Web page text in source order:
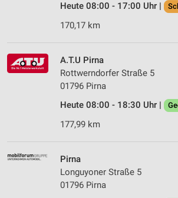
Heute 08:00 - 17:00 Uhr |
170,17 km
A.T.U Pirna
Rottwerndorfer Straße 5
01796 Pirna
Heute 08:00 - 18:30 Uhr |
177,99 km
Pirna
Longuyoner Straße 5
01796 Pirna